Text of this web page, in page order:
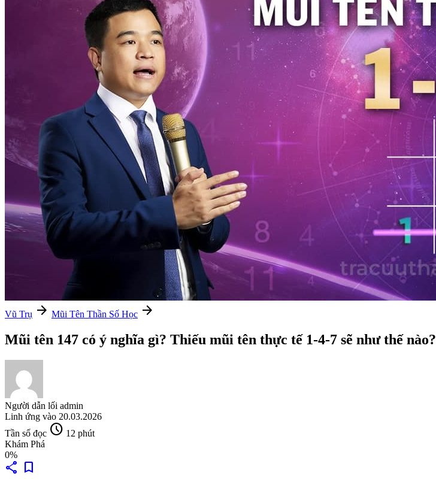
Vũ Trụ arrow_forward Mũi Tên Thần Số Học arrow_forward
Mũi tên 147 có ý nghĩa gì? Thiếu mũi tên thực tế 1-4-7 sẽ như thế nào?
Người dẫn lối admin
Linh ứng vào 20.03.2026
Tần số đọc schedule 12 phút
Khám Phá
0%
share bookmark